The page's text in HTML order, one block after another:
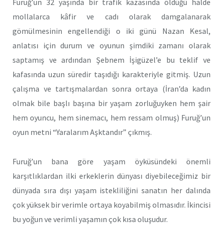
Furuğ’un 32 yaşında bir trafik kazasında öldüğü halde
mollalarca kâfir ve cadı olarak damgalanarak
gömülmesinin engellendiği o iki günü Nazan Kesal,
anlatısı için durum ve oyunun şimdiki zamanı olarak
saptamış ve ardından Şebnem İşigüzel’e bu teklif ve
kafasında uzun süredir taşıdığı karakteriyle gitmiş. Uzun
çalışma ve tartışmalardan sonra ortaya (İran’da kadın
olmak bile başlı başına bir yaşam zorluğuyken hem şair
hem oyuncu, hem sinemacı, hem ressam olmuş) Furuğ’un
oyun metni “Yaralarım Aşktandır” çıkmış.
Furuğ’un bana göre yaşam öyküsündeki önemli
karşıtlıklardan ilki erkeklerin dünyası diyebileceğimiz bir
dünyada sıra dışı yaşam istekliliğini sanatın her dalında
çok yüksek bir verimle ortaya koyabilmiş olmasıdır. İkincisi
bu yoğun ve verimli yaşamın çok kısa oluşudur.